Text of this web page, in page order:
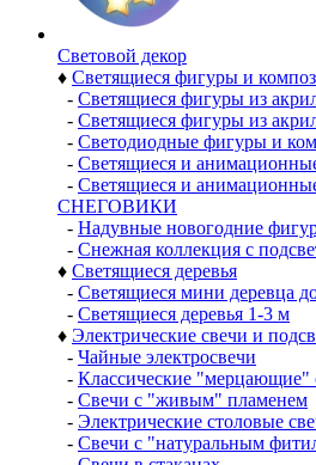
Световой декор
♦ Светящиеся фигуры и
- Светящиеся фигуры из
- Светящиеся фигуры из
- Светодиодные фигуры и
- Светящиеся и
- Светящиеся и
СНЕГОВИКИ
- Надувные новогодние
- Снежная коллекция с
♦ Светящиеся деревья
- Светящиеся мини деревца
- Светящиеся деревья 1-3 м
♦ Электрические свечи и
- Чайные электросвечи
- Классические "мерцающие"
- Свечи с "живым" пламенем
- Электрические столовые
- Свечи с "натуральным